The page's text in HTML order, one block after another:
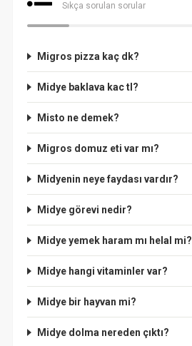
Sıkça sorulan sorular
Migros pizza kaç dk?
Midye baklava kac tl?
Misto ne demek?
Migros domuz eti var mı?
Midyenin neye faydası vardır?
Midye görevi nedir?
Midye yemek haram mı helal mi?
Midye hangi vitaminler var?
Midye bir hayvan mi?
Midye dolma nereden çıktı?